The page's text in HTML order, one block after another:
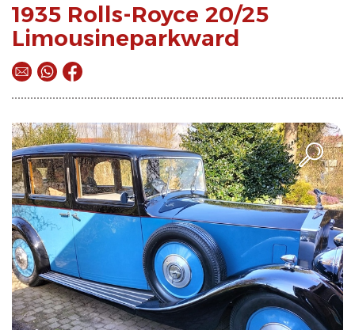
1935 Rolls-Royce 20/25
Limousineparkward